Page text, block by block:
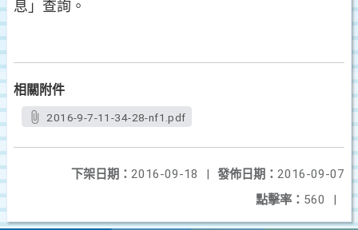
息」查詢。
相關附件
2016-9-7-11-34-28-nf1.pdf
發佈日期： 2016-09-07
下架日期： 2016-09-18
|
點擊率： 560 |